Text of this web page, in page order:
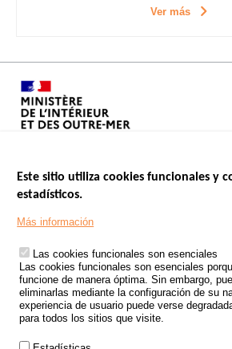
Ver más
Footer
TRATAMIENTO DE DATOS PERSONALES
ACCIDENTES DE TRÁFICO
ESTUDIOS
CONVOCATORIA DE PROYECTOS DE
Este sitio utiliza cookies funcionales y
estadísticos.
Más información
Las cookies funcionales son esenciales
Las cookies funcionales son esenciales
funcione de manera óptima. Sin embargo,
eliminarlas mediante la configuración de su
experiencia de usuario puede verse
para todos los sitios que visite.